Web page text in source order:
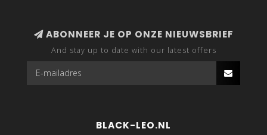
ABONNEER JE OP ONZE NIEUWSBRIEF
And stay up to date with our latest offers
BLACK-LEO.NL